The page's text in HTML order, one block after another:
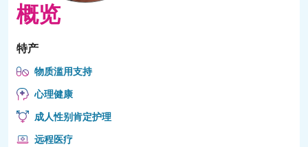
概览
特产
物质滥用支持
心理健康
成人性别肯定护理
远程医疗